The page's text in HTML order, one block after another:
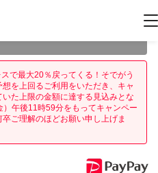
ものになります。
で最大20％戻ってくる！そでがう
を上回るご利用をいただき、キャ
た上限の金額に達する見込みとな
午後11時59分をもってキャンペー
ご理解のほどお願い申し上げま